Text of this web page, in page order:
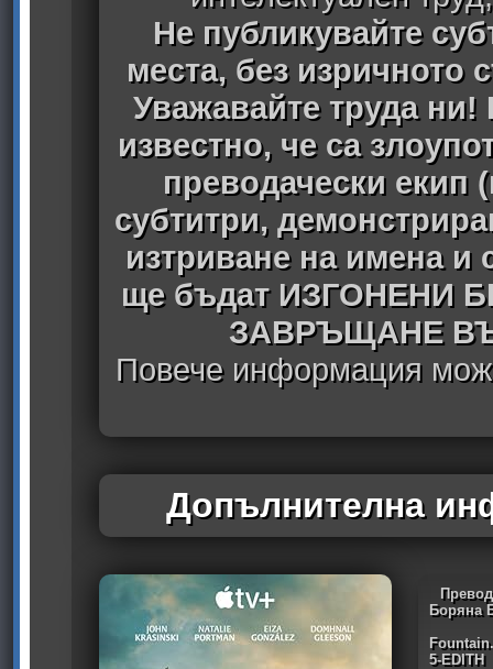
Не публикувайте
места, без изричното
Уважавайте труда ни!
известно, че са
преводачески екип
субтитри,
изтриване на имена
ще бъдат ИЗГОНЕНИ
ЗАВРЪЩАНЕ
Повече информация
Допълнителна
Боряна
5-EDITH